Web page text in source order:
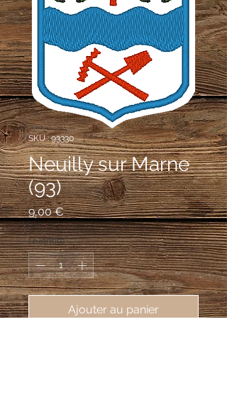
SKU : 93330
Neuilly sur Marne
(93)
9,00 €Prix
Quantité *
Ajouter au panier